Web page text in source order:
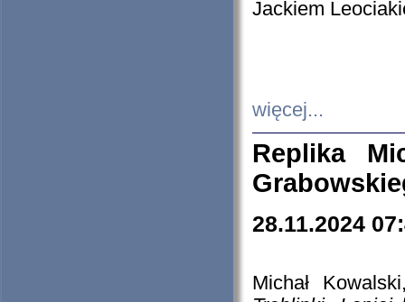
Jackiem
więcej...
Replika
28.11.2024
Michał